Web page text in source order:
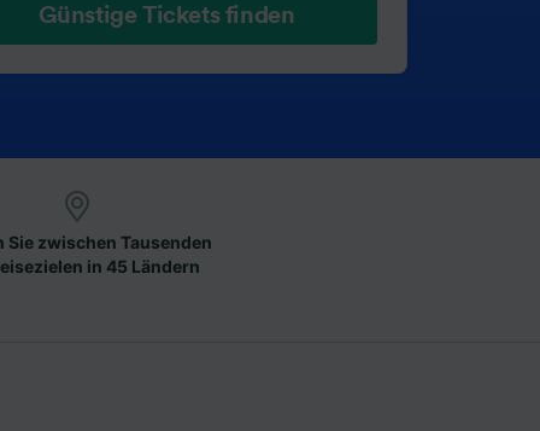
Günstige Tickets finden
Sie zwischen Tausenden
in 45 Ländern